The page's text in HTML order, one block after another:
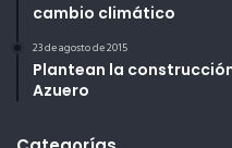
cambio climático
23 de agosto de 2015
Plantean la
Azuero